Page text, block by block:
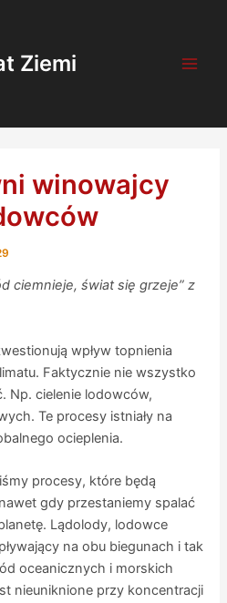
Ziemi
winowajcy
ciemnieje, świat się grzeje” z
wpływ topnienia
Faktycznie nie wszystko
Np. cielenie lodowców,
Te procesy istniały na
ocieplenia.
procesy, które będą
gdy przestaniemy spalać
Lądolody, lodowce
na obu biegunach i tak
oceanicznych i morskich
nieuniknione przy koncentracji